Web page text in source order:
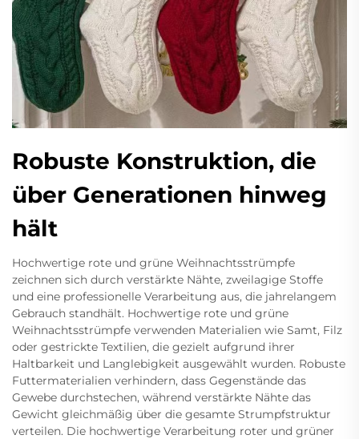
Robuste Konstruktion, die
über Generationen hinweg
hält
Hochwertige rote und grüne Weihnachtsstrümpfe
zeichnen sich durch verstärkte Nähte, zweilagige Stoffe
und eine professionelle Verarbeitung aus, die jahrelangem
Gebrauch standhält. Hochwertige rote und grüne
Weihnachtsstrümpfe verwenden Materialien wie Samt, Filz
oder gestrickte Textilien, die gezielt aufgrund ihrer
Haltbarkeit und Langlebigkeit ausgewählt wurden. Robuste
Futtermaterialien verhindern, dass Gegenstände das
Gewebe durchstechen, während verstärkte Nähte das
Gewicht gleichmäßig über die gesamte Strumpfstruktur
verteilen. Die hochwertige Verarbeitung roter und grüner